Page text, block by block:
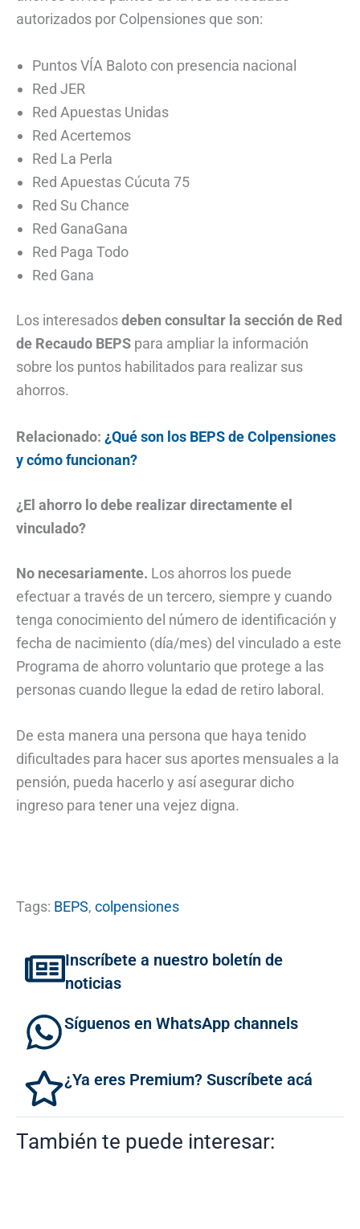
autorizados por Colpensiones que son:
Puntos VÍA Baloto con presencia nacional
Red JER
Red Apuestas Unidas
Red Acertemos
Red La Perla
Red Apuestas Cúcuta 75
Red Su Chance
Red GanaGana
Red Paga Todo
Red Gana
Los interesadosdeben consultar la sección de Red
de Recaudo BEPS para ampliar la información
sobre los puntos habilitados para realizar sus
ahorros.
Relacionado: ¿Qué son los BEPS de Colpensiones
y cómo funcionan?
¿El ahorro lo debe realizar directamente el
vinculado?
No necesariamente. Los ahorros los puede
efectuar a través de un tercero, siempre y cuando
tenga conocimiento del número de identificación y
fecha de nacimiento (día/mes) del vinculado a este
Programa de ahorro voluntario que protege a las
personas cuando llegue la edad de retiro laboral.
De esta manera una persona que haya tenido
dificultades para hacer sus aportes mensuales a la
pensión, pueda hacerlo y así asegurar dicho
ingreso para tener una vejez digna.
Tags: BEPS, colpensiones
Inscríbete a nuestro boletín de
noticias
Síguenos en WhatsApp channels
¿Ya eres Premium? Suscríbete acá
También te puede interesar: